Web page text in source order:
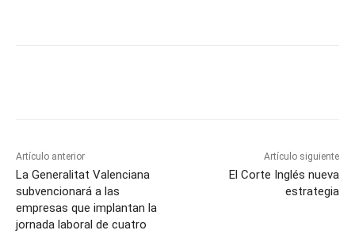
Artículo anterior
La Generalitat Valenciana
subvencionará a las
empresas que implantan la
jornada laboral de cuatro
Artículo siguiente
El Corte Inglés nueva
estrategia